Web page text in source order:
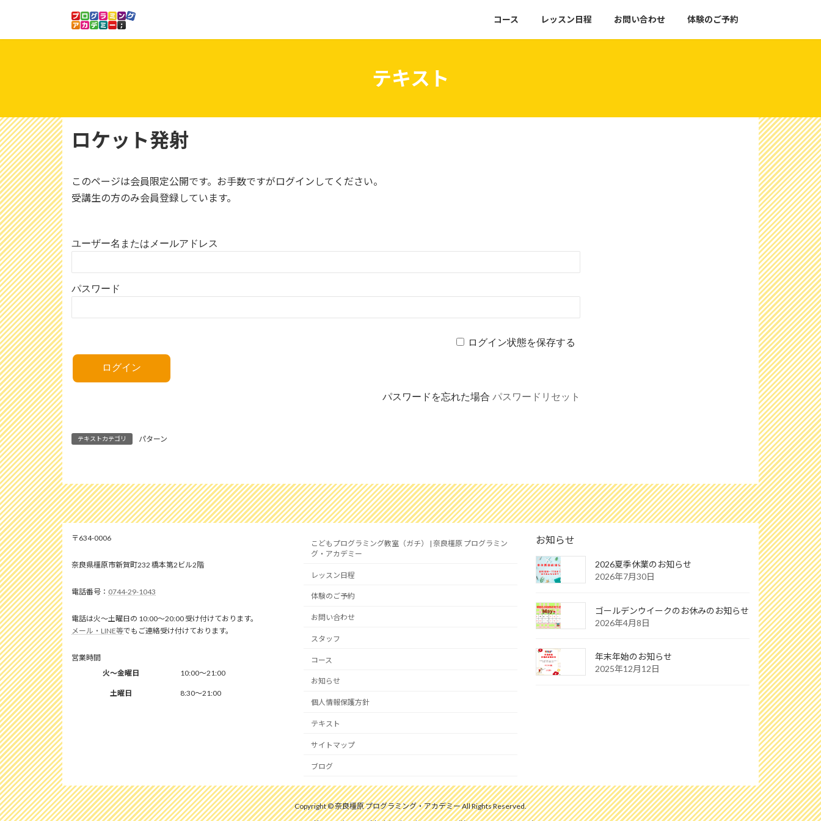
テ
ッ
プ
ゲ
移
動
コース レッスン日程 お問い合わせ 体験のご予約
テキスト
ロケット発射
このページは会員限定公開です。お手数ですがログインしてください。
受講生の方のみ会員登録しています。
ユーザー名またはメールアドレス
パスワード
ログイン状態を保存する
パスワードを忘れた場合 パスワードリセット
テキストカテゴリ パターン
634-0006
奈良県橿原市新賀町232 橋本第2ビル2階
0744-29-1043
電話は火～土曜日の 10:00～20:00 受け付けております。
メール・LINE等でもご連絡受け付けております。
営業時間
火～金曜日
10:00～21:00
土曜日 8:30～21:00
こどもプログラミング教室（ガチ） | 奈良橿原 プログラミン
グ・アカデミー
レッスン日程
体験のご予約
お問い合わせ
スタッフ
コース
お知らせ
個人情報保護方針
テキスト
サイトマップ
ブログ
お知らせ
2026夏季休業のお知らせ
2026年7月30日
ゴールデンウイークのお休みのお知らせ
2026年4月8日
年末年始のお知らせ
2025年12月12日
Copyright © 奈良橿原 プログラミング・アカデミー All Rights Reserved.